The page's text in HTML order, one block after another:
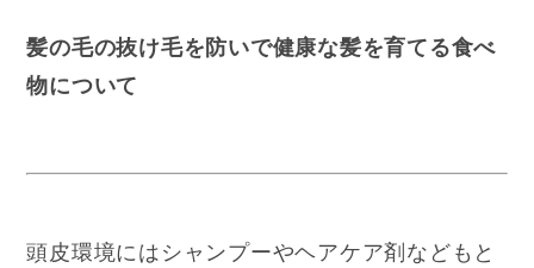
髪の毛の抜け毛を防いで健康な髪を育てる食べ
物について
頭皮環境にはシャンプーやヘアケア剤などもと